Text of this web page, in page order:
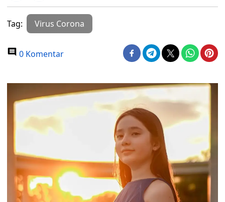
Tag: Virus Corona
0 Komentar